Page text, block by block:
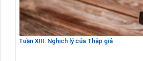
Tuần XIII: Nghịch lý của Thập giá